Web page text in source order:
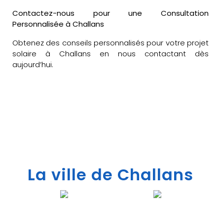
Contactez-nous pour une Consultation
Personnalisée à Challans
Obtenez des conseils personnalisés pour votre projet
solaire à Challans en nous contactant dès
aujourd’hui.
La ville de Challans